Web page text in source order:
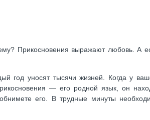
Прикосновения выражают любовь. А
год уносят тысячи жизней. Когда у
— его родной язык, он
его. В трудные минуты